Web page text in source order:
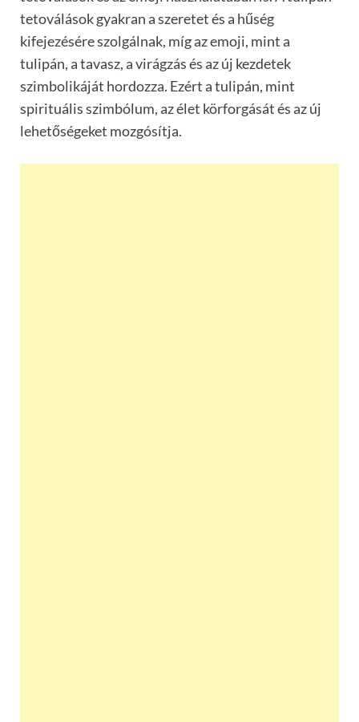
tetoválások gyakran a szeretet és a hűség
kifejezésére szolgálnak, míg az emoji, mint a
tulipán, a tavasz, a virágzás és az új kezdetek
szimbolikáját hordozza. Ezért a tulipán, mint
spirituális szimbólum, az élet körforgását és az új
lehetőségeket mozgósítja.